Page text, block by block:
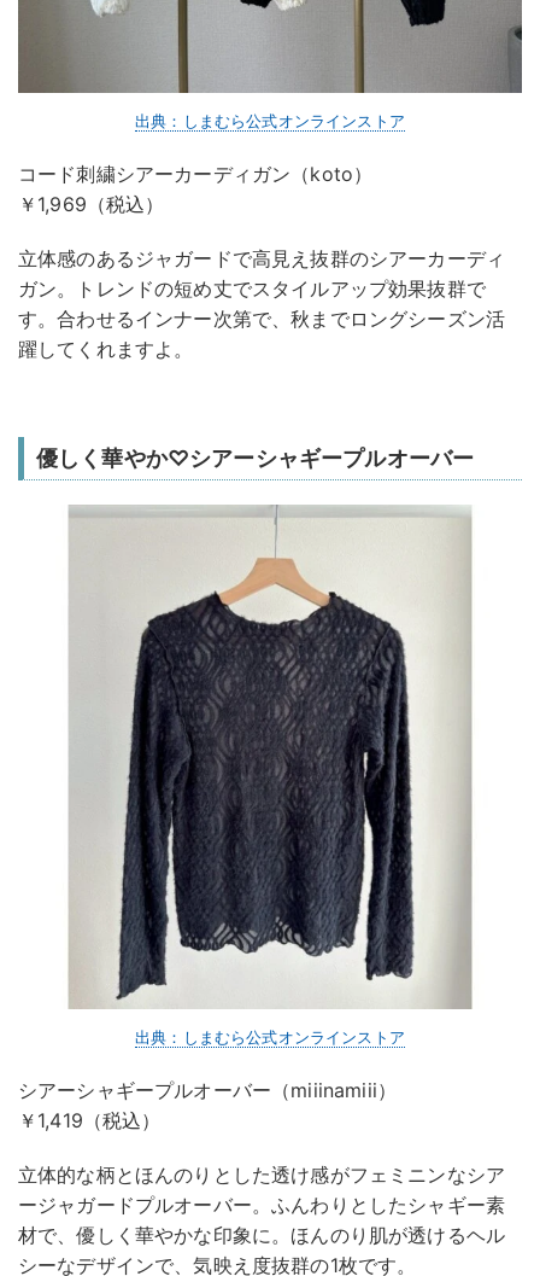
出典：しまむら公式オンラインストア
コード刺繍シアーカーディガン（koto）
￥1,969（税込）
立体感のあるジャガードで高見え抜群のシアーカーディ
ガン。トレンドの短め丈でスタイルアップ効果抜群で
す。合わせるインナー次第で、秋までロングシーズン活
躍してくれますよ。
優しく華やか♡シアーシャギープルオーバー
出典：しまむら公式オンラインストア
シアーシャギープルオーバー（miiinamiii）
￥1,419（税込）
立体的な柄とほんのりとした透け感がフェミニンなシア
ージャガードプルオーバー。ふんわりとしたシャギー素
材で、優しく華やかな印象に。ほんのり肌が透けるヘル
シーなデザインで、気映え度抜群の1枚です。